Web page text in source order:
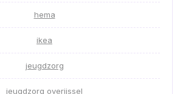
hema
ikea
jeugdzorg
jeugdzorg overijssel